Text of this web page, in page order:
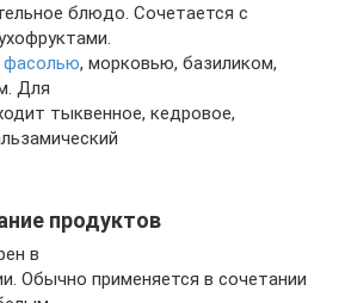
блюдо. Сочетается с
фасолью, морковью, базиликом,
Для
тыквенное, кедровое,
продуктов
в
Обычно применяется в сочетании